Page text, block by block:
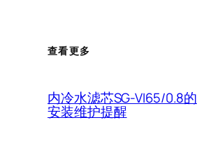
查看更多
内冷水滤芯SG-VI65/0.8的
安装维护提醒